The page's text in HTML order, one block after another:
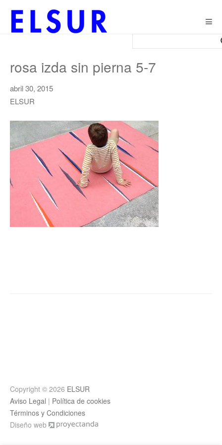
rosa izda sin pierna 5-7
abril 30, 2015
ELSUR
Copyright © 2026 ELSUR
Aviso Legal | Política de cookies
Términos y Condiciones
Diseño web